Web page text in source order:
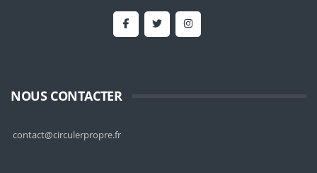
NOUS CONTACTER
contact@circulerpropre.fr